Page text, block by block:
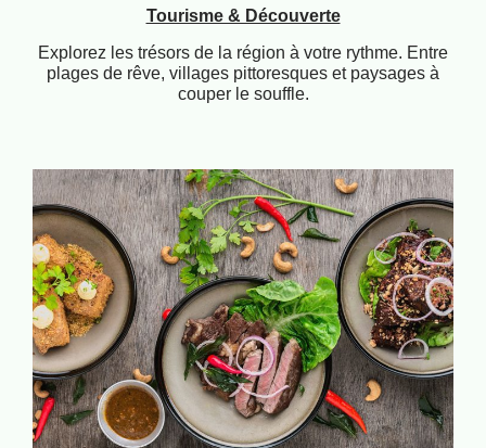
Tourisme & Découverte
Explorez les trésors de la région à votre rythme. Entre
plages de rêve, villages pittoresques et paysages à
couper le souffle.